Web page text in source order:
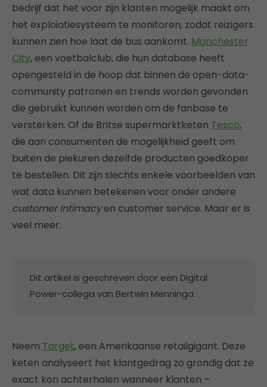
bedrijf dat het voor zijn klanten mogelijk maakt om
het exploiatiesysteem te monitoren, zodat reizigers
kunnen zien hoe laat de bus aankomt. Manchester
City, een voetbalclub, die hun database heeft
opengesteld in de hoop dat binnen de open-data-
community patronen en trends worden gevonden
die gebruikt kunnen worden om de fanbase te
versterken. Of de Britse supermarktketen Tesco,
die aan consumenten de mogelijkheid geeft om
buiten de piekuren dezelfde producten goedkoper
te bestellen. Dit zijn slechts enkele voorbeelden van
wat data kunnen betekenen voor onder andere
customer intimacyen customer service. Maar er is
veel meer.
Dit artikel is geschreven door een Digital
Power-collega van Bertwin Menninga.
Neem Target, een Amerikaanse retailgigant. Deze
keten analyseert het klantgedrag zo grondig dat ze
exact kon achterhalen wanneer klanten –